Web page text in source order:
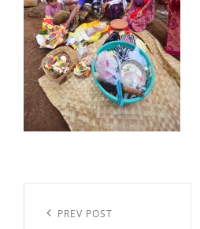
Previous
PREV POST